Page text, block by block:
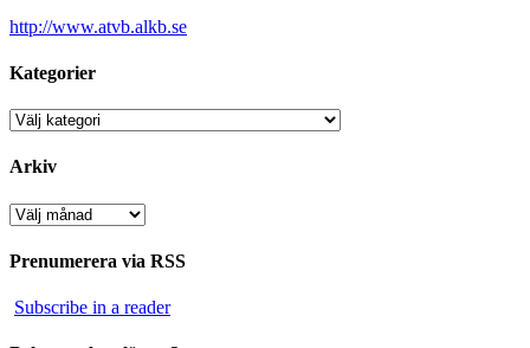
http://www.atvb.alkb.se
Kategorier
Kategorier
Arkiv
Arkiv
Prenumerera via RSS
Subscribe in a reader